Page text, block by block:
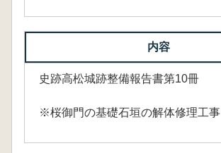
内容
史跡高松城跡整備報告書第10冊
※桜御門の基礎石垣の解体修理工事